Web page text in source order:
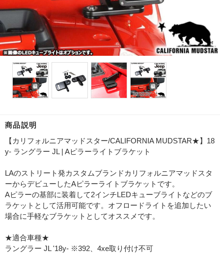
商品説明
【カリフォルニアマッドスター/CALIFORNIA MUDSTAR★】18
y- ラングラー JL | Aピラーライトブラケット
LAのストリート発カスタムブランドカリフォルニアマッドスタ
ーからデビューしたAピラーライトブラケットです。
Aピラーの基部に装着して2インチLEDキューブライトなどのブ
ラケットとして活用可能です。オフロードライトを追加したい
場合に手軽なブラケットとしてオススメです。
★適合車種★
ラングラー JL '18y- ※392、4xe取り付け不可